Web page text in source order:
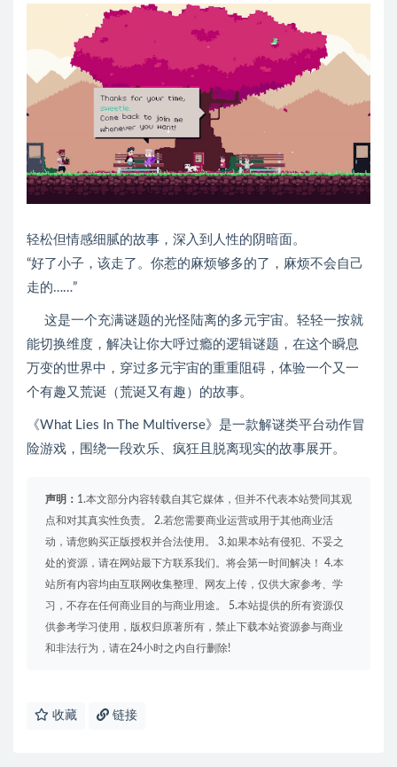
轻松但情感细腻的故事，深入到人性的阴暗面。
“好了小子，该走了。你惹的麻烦够多的了，麻烦不会自己
走的……”
这是一个充满谜题的光怪陆离的多元宇宙。轻轻一按就
能切换维度，解决让你大呼过瘾的逻辑谜题，在这个瞬息
万变的世界中，穿过多元宇宙的重重阻碍，体验一个又一
个有趣又荒诞（荒诞又有趣）的故事。
《What Lies In The Multiverse》是一款解谜类平台动作冒
险游戏，围绕一段欢乐、疯狂且脱离现实的故事展开。
声明： 1.本文部分内容转载自其它媒体，但并不代表本站赞同其观
点和对其真实性负责。 2.若您需要商业运营或用于其他商业活
动，请您购买正版授权并合法使用。 3.如果本站有侵犯、不妥之
处的资源，请在网站最下方联系我们。将会第一时间解决！ 4.本
站所有内容均由互联网收集整理、网友上传，仅供大家参考、学
习，不存在任何商业目的与商业用途。 5.本站提供的所有资源仅
供参考学习使用，版权归原著所有，禁止下载本站资源参与商业
和非法行为，请在24小时之内自行删除!
收藏 链接